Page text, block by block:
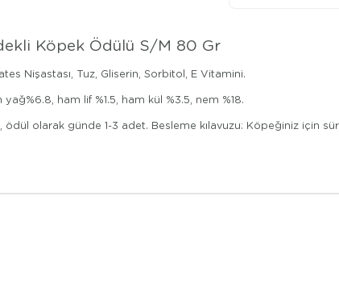
Köpek Ödülü S/M 80 Gr
Nişastası, Tuz, Gliserin, Sorbitol, E Vitamini.
ham lif %1.5, ham kül %3.5, nem %18.
ödül olarak günde 1-3 adet. Besleme kılavuzu: Köpeğiniz için